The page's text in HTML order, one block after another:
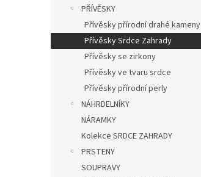
e
l
PŘÍVĚSKY
Přívěsky přírodní drahé kameny
Přívěsky Srdce Zahrady
Přívěsky se zirkony
Přívěsky ve tvaru srdce
Přívěsky přírodní perly
NÁHRDELNÍKY
NÁRAMKY
Kolekce SRDCE ZAHRADY
PRSTENY
SOUPRAVY